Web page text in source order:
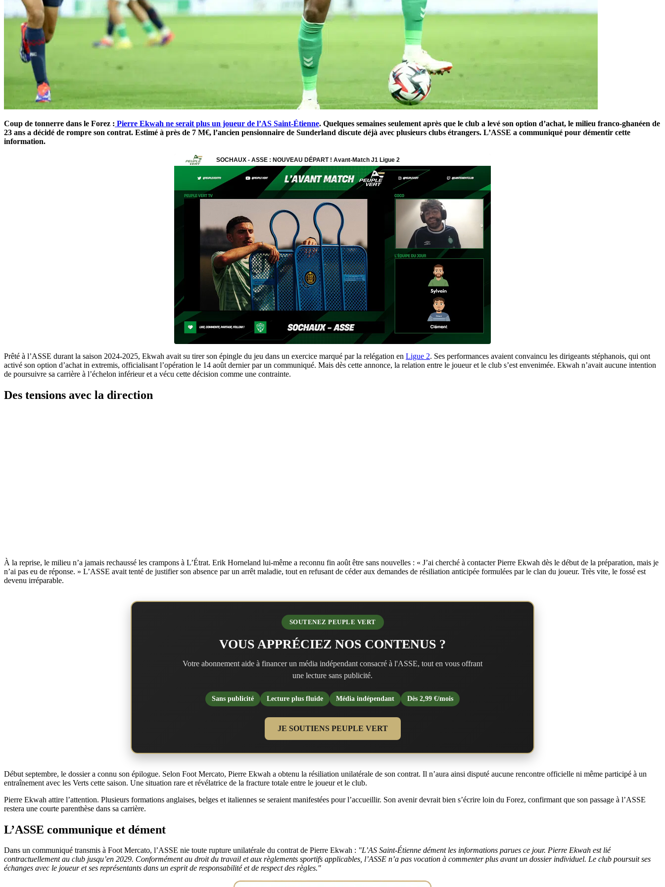
Coup de tonnerre dans le Forez : Pierre Ekwah ne serait plus un joueur de l’AS Saint-Étienne. Quelques semaines seulement après que le club a levé son option d’achat, le milieu franco-ghanéen de
23 ans a décidé de rompre son contrat. Estimé à près de 7 M€, l’ancien pensionnaire de Sunderland discute déjà avec plusieurs clubs étrangers. L’ASSE a communiqué pour démentir cette
information.
Prêté à l’ASSE durant la saison 2024-2025, Ekwah avait su tirer son épingle du jeu dans un exercice marqué par la relégation en Ligue 2. Ses performances avaient convaincu les dirigeants stéphanois, qui ont
activé son option d’achat in extremis, officialisant l’opération le 14 août dernier par un communiqué. Mais dès cette annonce, la relation entre le joueur et le club s’est envenimée. Ekwah n’avait aucune intention
de poursuivre sa carrière à l’échelon inférieur et a vécu cette décision comme une contrainte.
Des tensions avec la direction
À la reprise, le milieu n’a jamais rechaussé les crampons à L’Étrat. Erik Horneland lui-même a reconnu fin août être sans nouvelles : « J’ai cherché à contacter Pierre Ekwah dès le début de la préparation, mais je
n’ai pas eu de réponse. » L’ASSE avait tenté de justifier son absence par un arrêt maladie, tout en refusant de céder aux demandes de résiliation anticipée formulées par le clan du joueur. Très vite, le fossé est
devenu irréparable.
SOUTENEZ PEUPLE VERT
VOUS APPRÉCIEZ NOS CONTENUS ?
Votre abonnement aide à financer un média indépendant consacré à l'ASSE, tout en vous offrant
une lecture sans publicité.
Sans publicité Lecture plus fluide Média indépendant Dès 2,99 €/mois
JE SOUTIENS PEUPLE VERT
Début septembre, le dossier a connu son épilogue. Selon Foot Mercato, Pierre Ekwah a obtenu la résiliation unilatérale de son contrat. Il n’aura ainsi disputé aucune rencontre officielle ni même participé à un
entraînement avec les Verts cette saison. Une situation rare et révélatrice de la fracture totale entre le joueur et le club.
Pierre Ekwah attire l’attention. Plusieurs formations anglaises, belges et italiennes se seraient manifestées pour l’accueillir. Son avenir devrait bien s’écrire loin du Forez, confirmant que son passage à l’ASSE
restera une courte parenthèse dans sa carrière.
L’ASSE communique et dément
Dans un communiqué transmis à Foot Mercato, l’ASSE nie toute rupture unilatérale du contrat de Pierre Ekwah : "L’AS Saint-Étienne dément les informations parues ce jour. Pierre Ekwah est lié
contractuellement au club jusqu’en 2029. Conformément au droit du travail et aux règlements sportifs applicables, l’ASSE n’a pas vocation à commenter plus avant un dossier individuel. Le club poursuit ses
échanges avec le joueur et ses représentants dans un esprit de responsabilité et de respect des règles."